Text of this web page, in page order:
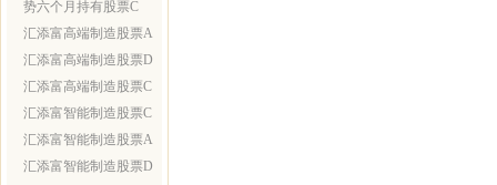
势六个月持有股票C
汇添富高端制造股票A
汇添富高端制造股票D
汇添富高端制造股票C
汇添富智能制造股票C
汇添富智能制造股票A
汇添富智能制造股票D